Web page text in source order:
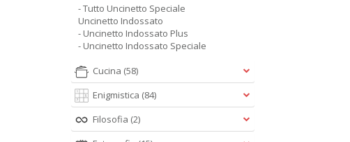
- Tutto Uncinetto Speciale
Uncinetto Indossato
- Uncinetto Indossato Plus
- Uncinetto Indossato Speciale
Cucina (58)
Enigmistica (84)
Filosofia (2)